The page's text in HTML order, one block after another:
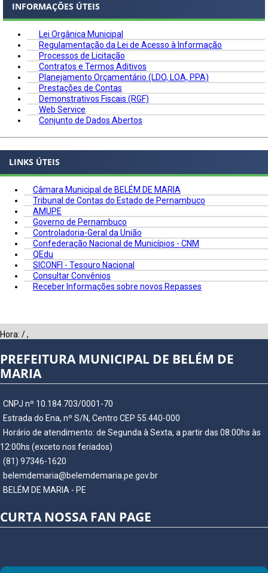
INFORMAÇÕES ÚTEIS
Lei Orgânica Municipal
Regulamentação da Lei de Acesso à Informação
Processos de Licitação
Contratos e Termos Aditivos
Planejamento Orçamentário (LDO, LOA, PPA)
Prestações de Contas
Demonstrativos Fiscais (RGF)
Web Service
Conjunto de Dados Abertos
LINKS ÚTEIS
Câmara Municipal de BELÉM DE MARIA
Tribunal de Contas do Estado de Pernambuco
AMUPE
Governo de Pernambuco
Controladoria-Geral da União
Confederação Nacional de Municípios - CNM
QEdu
SICONFI - Tesouro Nacional
Consultar Convênios
Receber Informações sobre novos Repasses
Hora: /,
PREFEITURA MUNICIPAL DE BELÉM DE
MARIA
CNPJ nº 10.184.703/0001-70
Estrada do Ena, nº S/N, Centro CEP 55.440-000
Horário de atendimento: de Segunda à Sexta, a partir das 08:00hs às
12:00hs (exceto nos feriados)
(81) 97346-1620
belemdemaria@belemdemaria.pe.gov.br
BELÉM DE MARIA - PE
CURTA NOSSA FAN PAGE